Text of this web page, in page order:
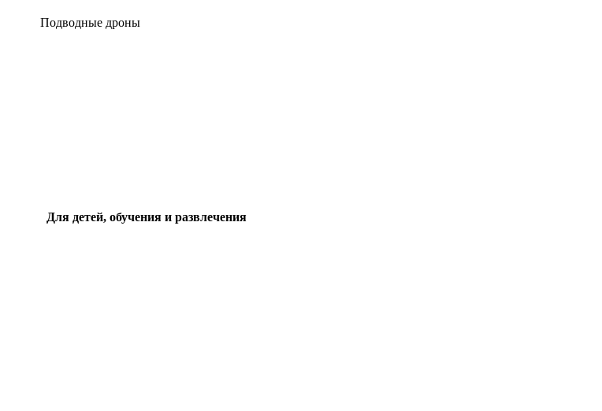
Подводные дроны
Для детей, обучения и развлечения